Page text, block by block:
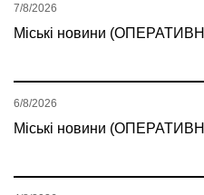
Міські новини
7/8/2026
Міські новини
6/8/2026